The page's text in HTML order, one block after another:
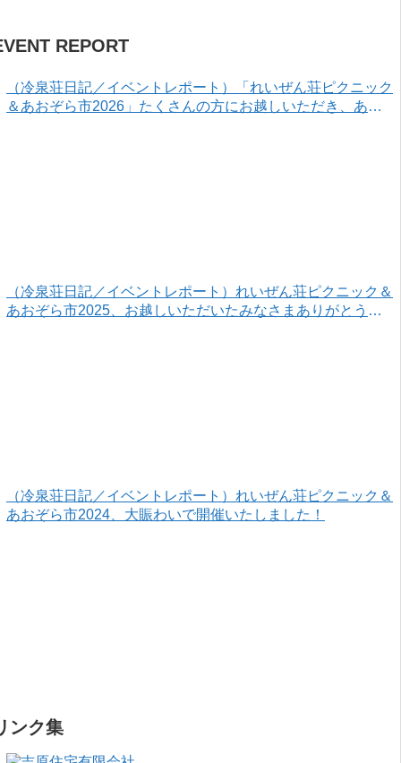
REPORT
（冷泉荘日記／イベントレポート）「れいぜん荘ピクニック
＆あおぞら市2026」たくさんの方にお越しいただき、あり
（冷泉荘日記／イベントレポート）れいぜん荘ピクニック＆
あおぞら市2025、お越しいただいたみなさまありがとうご
（冷泉荘日記／イベントレポート）れいぜん荘ピクニック＆
あおぞら市2024、大賑わいで開催いたしました！
ンク集